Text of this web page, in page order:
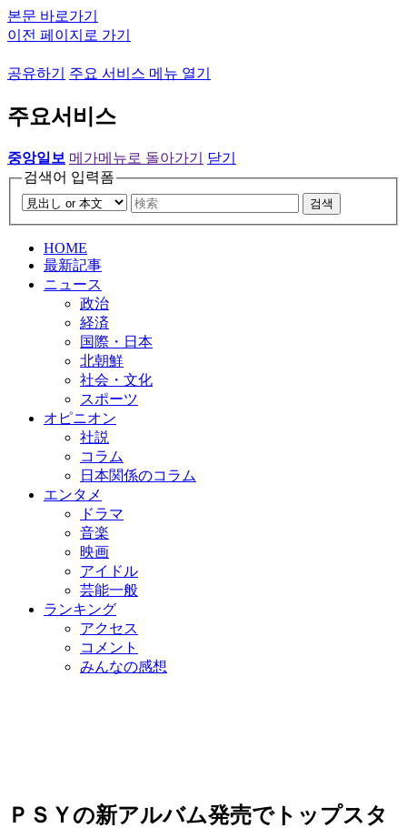
본문 바로가기
이전 페이지로 가기
공유하기 주요 서비스 메뉴 열기
주요서비스
중앙일보 메가메뉴로 돌아가기
닫기
검색어 입력폼
검색
HOME
最新記事
ニュース
政治
経済
国際・日本
北朝鮮
社会・文化
スポーツ
オピニオン
社説
コラム
日本関係のコラム
エンタメ
ドラマ
音楽
映画
アイドル
芸能一般
ランキング
アクセス
コメント
みんなの感想
ＰＳＹの新アルバム発売でトップスタ